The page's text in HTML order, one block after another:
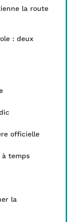
la route
: deux
officielle
à temps
la